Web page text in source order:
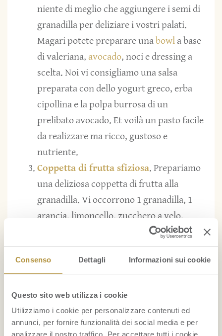
Consenso Dettagli Informazioni sui cookie
Questo sito web utilizza i cookie
Utilizziamo i cookie per personalizzare contenuti ed
annunci, per fornire funzionalità dei social media e per
analizzare il nostro traffico. Per accettare tutti i cookie,
niente di meglio che aggiungere i semi di
granadilla per deliziare i vostri palati.
Magari potete preparare unabowl a base
di valeriana, avocado, noci e dressing a
scelta. Noi vi consigliamo una salsa
preparata con dello yogurt greco, erba
cipollina e la polpa burrosa di un
prelibato avocado. Et voilà un pasto facile
da realizzare ma ricco, gustoso e
nutriente.
Coppetta di frutta sfiziosa. Prepariamo
una deliziosa coppetta di frutta alla
granadilla. Vi occorrono 1 granadilla, 1
arancia, limoncello, zucchero a velo,
panna fresca e cioccolato bianco. Tagliate
a metà la granadilla e mettete da parte la
polpa che ne avete ricavato. Tagliate
Mescolate il tutto aggiungendo del
limone, o del limoncello a piacere, e dello
zucchero a velo. Prendete la coppetta che